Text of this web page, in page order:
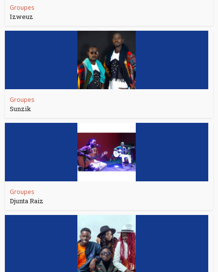
Groupes
Izweuz
Groupes
Sunzik
Groupes
Djunta Raiz